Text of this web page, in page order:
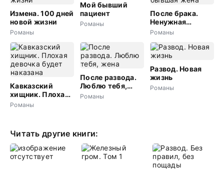
Измена. 100 дней
новой жизни
Романы
Мой бывший
пациент
Романы
После брака.
Ненужная
бывшая жена
Романы
Кавказский
хищник. Плохая
девочка будет
Романы
После развода.
Люблю тебя,
жена
Романы
Развод. Новая
жизнь
Романы
Читать другие книги: